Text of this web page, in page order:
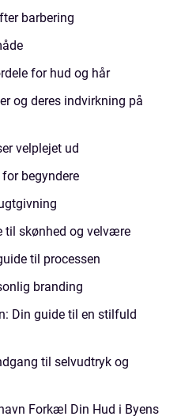
barbering
for hud og hår
og deres indvirkning på
velplejet ud
begyndere
til skønhed og velvære
til processen
branding
Din guide til en stilfuld
til selvudtryk og
Forkæl Din Hud i Byens